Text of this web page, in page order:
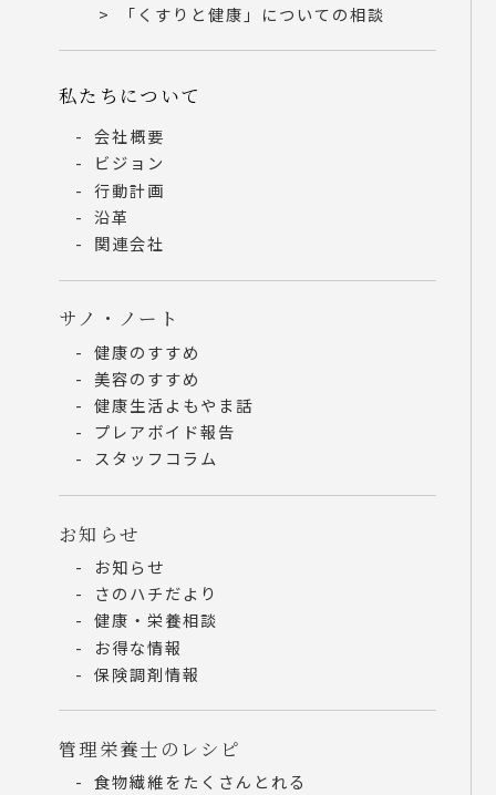
「くすりと健康」についての相談
私たちについて
会社概要
ビジョン
行動計画
沿革
関連会社
サノ・ノート
健康のすすめ
美容のすすめ
健康生活よもやま話
プレアボイド報告
スタッフコラム
お知らせ
お知らせ
さのハチだより
健康・栄養相談
お得な情報
保険調剤情報
管理栄養士のレシピ
食物繊維をたくさんとれる